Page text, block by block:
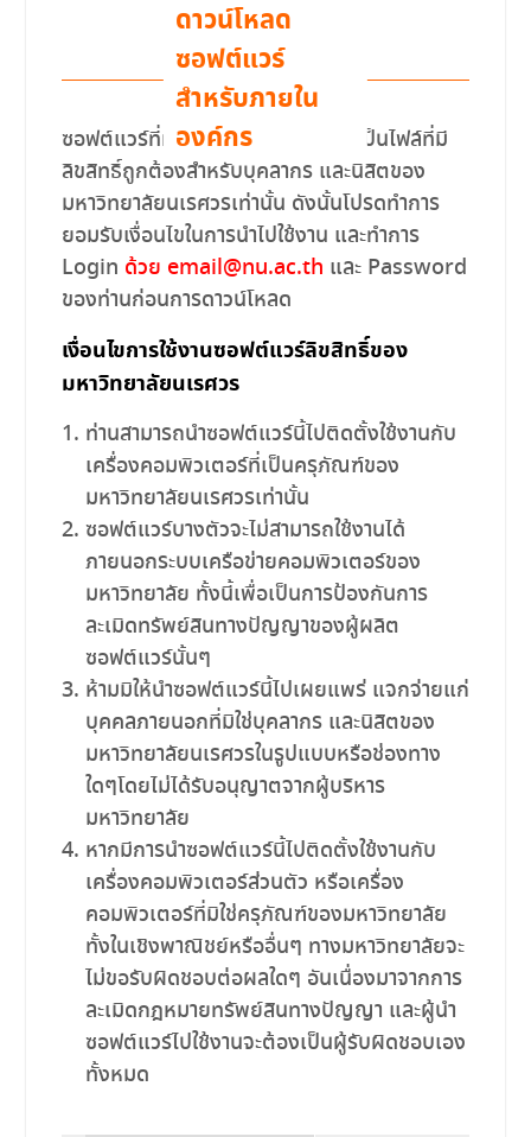
ดาวน์โหลด
ซอฟต์แวร์
สำหรับภายใน
องค์กร
ซอฟต์แวร์ที่ท่านต้องการดาวน์โหลดเป็นไฟล์ที่มี
ลิขสิทธิ์ถูกต้องสำหรับบุคลากร และนิสิตของ
มหาวิทยาลัยนเรศวรเท่านั้น ดังนั้นโปรดทำการ
ยอมรับเงื่อนไขในการนำไปใช้งาน และทำการ
Login ด้วย email@nu.ac.th และ Password
ของท่านก่อนการดาวน์โหลด
เงื่อนไขการใช้งานซอฟต์แวร์ลิขสิทธิ์ของ
มหาวิทยาลัยนเรศวร
ท่านสามารถนำซอฟต์แวร์นี้ไปติดตั้งใช้งานกับ
เครื่องคอมพิวเตอร์ที่เป็นครุภัณฑ์ของ
มหาวิทยาลัยนเรศวรเท่านั้น
ซอฟต์แวร์บางตัวจะไม่สามารถใช้งานได้
ภายนอกระบบเครือข่ายคอมพิวเตอร์ของ
มหาวิทยาลัย ทั้งนี้เพื่อเป็นการป้องกันการ
ละเมิดทรัพย์สินทางปัญญาของผู้ผลิต
ซอฟต์แวร์นั้นๆ
ห้ามมิให้นำซอฟต์แวร์นี้ไปเผยแพร่ แจกจ่ายแก่
บุคคลภายนอกที่มิใช่บุคลากร และนิสิตของ
มหาวิทยาลัยนเรศวรในรูปแบบหรือช่องทาง
ใดๆโดยไม่ได้รับอนุญาตจากผู้บริหาร
มหาวิทยาลัย
หากมีการนำซอฟต์แวร์นี้ไปติดตั้งใช้งานกับ
เครื่องคอมพิวเตอร์ส่วนตัว หรือเครื่อง
คอมพิวเตอร์ที่มิใช่ครุภัณฑ์ของมหาวิทยาลัย
ทั้งในเชิงพาณิชย์หรืออื่นๆ ทางมหาวิทยาลัยจะ
ไม่ขอรับผิดชอบต่อผลใดๆ อันเนื่องมาจากการ
ละเมิดกฎหมายทรัพย์สินทางปัญญา และผู้นำ
ซอฟต์แวร์ไปใช้งานจะต้องเป็นผู้รับผิดชอบเอง
ทั้งหมด